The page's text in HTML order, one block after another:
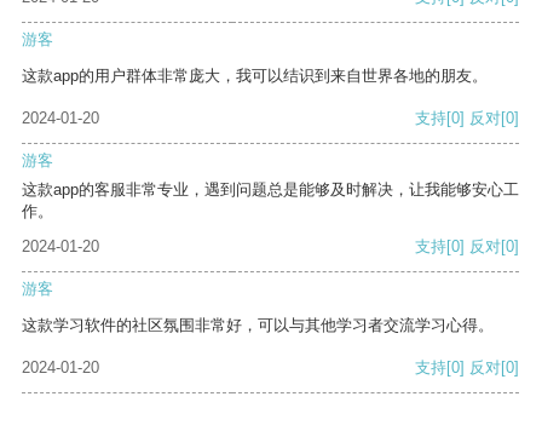
游客
这款app的用户群体非常庞大，我可以结识到来自世界各地的朋友。
2024-01-20 支持[0] 反对[0]
游客
这款app的客服非常专业，遇到问题总是能够及时解决，让我能够安心工
作。
2024-01-20
支持[0] 反对[0]
游客
这款学习软件的社区氛围非常好，可以与其他学习者交流学习心得。
2024-01-20 支持[0] 反对[0]